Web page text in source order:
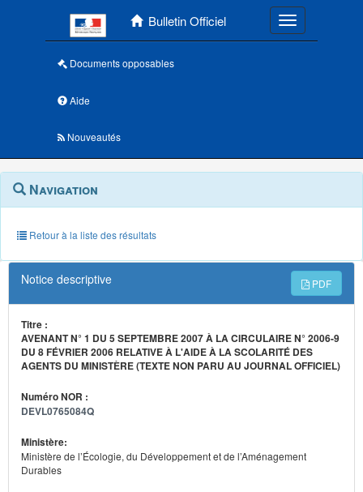
Bulletin Officiel Toggle
Documents opposables
Aide
Nouveautés
Navigation
outils
annexes
Menu
contextuel
Navigation
Retour à la liste des résultats
Notice descriptive PDF
Titre :
AVENANT N° 1 DU 5 SEPTEMBRE 2007 À LA CIRCULAIRE N° 2006-9
DU 8 FÉVRIER 2006 RELATIVE À L'AIDE À LA SCOLARITÉ DES
AGENTS DU MINISTÈRE (TEXTE NON PARU AU JOURNAL OFFICIEL)
Numéro NOR :
DEVL0765084Q
Ministère:
Ministère de l’Écologie, du Développement et de l’Aménagement
Durables